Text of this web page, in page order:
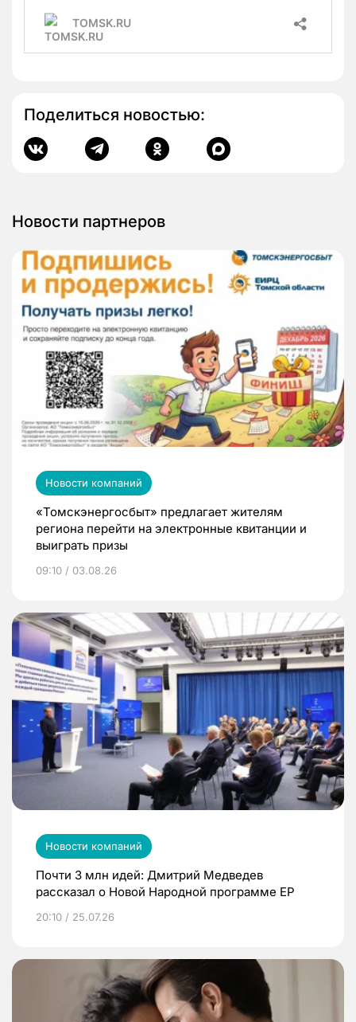
Поделиться новостью:
Новости партнеров
Новости компаний
«Томскэнергосбыт» предлагает жителям
региона перейти на электронные квитанции и
выиграть призы
09:10 / 03.08.26
Новости компаний
Почти 3 млн идей: Дмитрий Медведев
рассказал о Новой Народной программе ЕР
20:10 / 25.07.26